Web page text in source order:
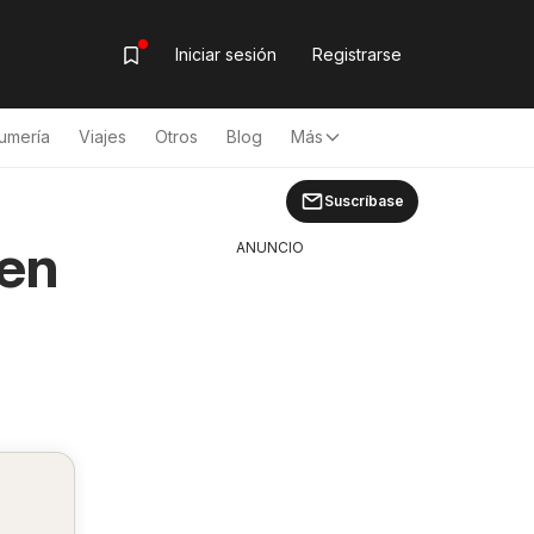
Iniciar sesión Registrarse
Viajes Otros Blog Más
Suscríbase
ANUNCIO